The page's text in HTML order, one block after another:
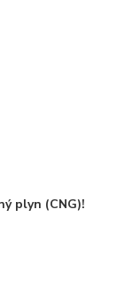
plyn (CNG)!